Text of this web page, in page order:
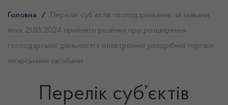
Головна /
Перелік суб’єктів господарювання, за заявами
яких 21.03.2024 прийнято рішення про розширення
господарської діяльності з електронної роздрібної торгівлі
лікарськими засобами
Перелік суб’єктів